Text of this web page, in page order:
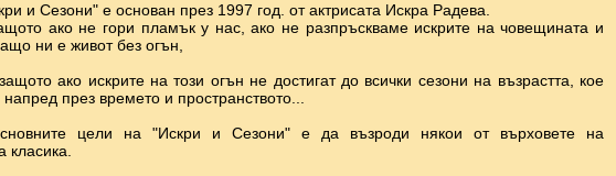
и Сезони" е основан през 1997 год. от актрисата Искра Радева.
ако не гори пламък у нас, ако не разпръскваме искрите на човещината и
ни е живот без огън,
ако искрите на този огън не достигат до всички сезони на възрастта, кое
през времето и пространството...
цели на "Искри и Сезони" е да възроди някои от върховете на
класика.